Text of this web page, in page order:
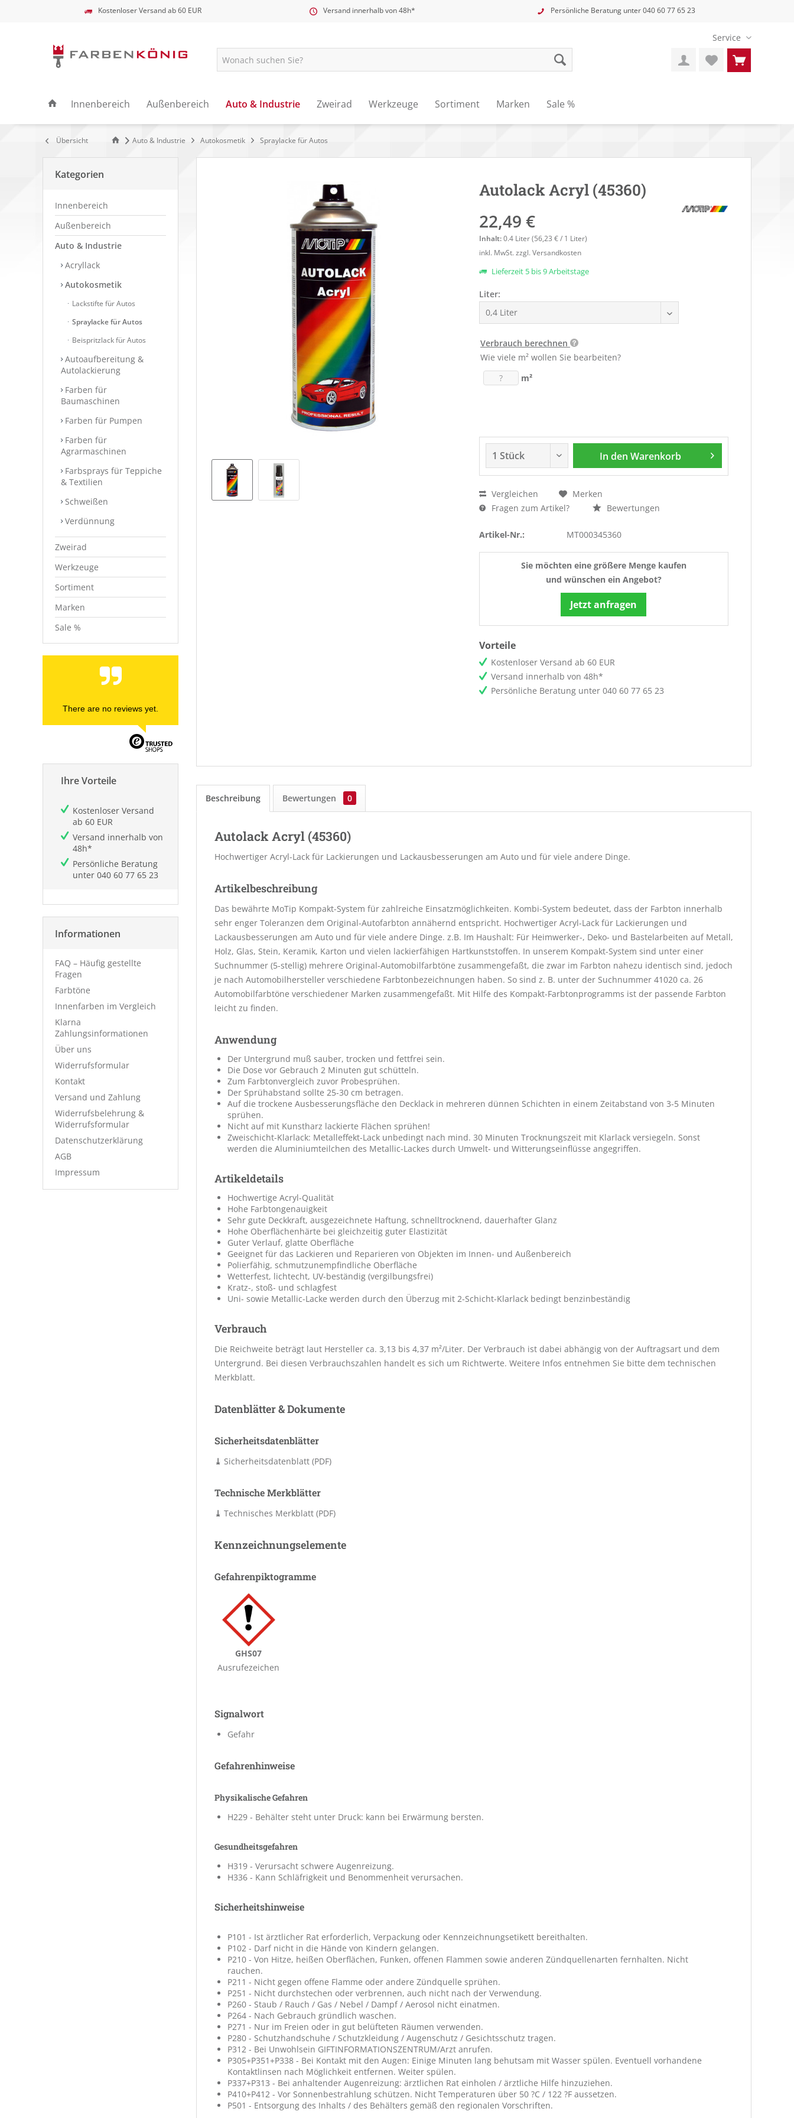
Kostenloser Versand ab 60 EUR Versand innerhalb von 48h* Persönliche Beratung unter040 60 77 65 23
Service
Innenbereich Außenbereich Auto & Industrie Zweirad Werkzeuge Sortiment Marken Sale %
Übersicht Auto & Industrie Autokosmetik Spraylacke für Autos
Kategorien
Innenbereich
Außenbereich
Auto & Industrie
Acryllack
Autokosmetik
Lackstifte für Autos
Spraylacke für Autos
Beispritzlack für Autos
Autoaufbereitung &
Autolackierung
Farben für
Baumaschinen
Farben für Pumpen
Farben für
Agrarmaschinen
Farbsprays für Teppiche
& Textilien
Schweißen
Verdünnung
Zweirad
Werkzeuge
Sortiment
Marken
Sale %
There are no reviews yet.
Ihre Vorteile
Kostenloser Versand
ab 60 EUR
Versand innerhalb von
48h*
Persönliche Beratung
unter 040 60 77 65 23
Informationen
FAQ – Häufig gestellte
Fragen
Farbtöne
Innenfarben im Vergleich
Klarna
Zahlungsinformationen
Über uns
Widerrufsformular
Kontakt
Versand und Zahlung
Widerrufsbelehrung &
Widerrufsformular
Datenschutzerklärung
AGB
Impressum
Autolack Acryl (45360)
22,49 €
Inhalt:0.4 Liter (56,23 € / 1 Liter)
inkl. MwSt. zzgl. Versandkosten
Lieferzeit 5 bis 9 Arbeitstage
Liter:
Verbrauch berechnen
Wie viele m² wollen Sie bearbeiten?
m²
In den Warenkorb
Vergleichen
Merken
Fragen zum Artikel?
Bewertungen
Artikel-Nr.: MT000345360
Sie möchten eine größere Menge kaufen
und wünschen ein Angebot?
Jetzt anfragen
Vorteile
Kostenloser Versand ab 60 EUR
Versand innerhalb von 48h*
Persönliche Beratung unter 040 60 77 65 23
Beschreibung Bewertungen 0
Autolack Acryl (45360)
Hochwertiger Acryl-Lack für Lackierungen und Lackausbesserungen am Auto und für viele andere Dinge.
Artikelbeschreibung
Das bewährte MoTip Kompakt-System für zahlreiche Einsatzmöglichkeiten. Kombi-System bedeutet, dass der Farbton innerhalb
sehr enger Toleranzen dem Original-Autofarbton annähernd entspricht. Hochwertiger Acryl-Lack für Lackierungen und
Lackausbesserungen am Auto und für viele andere Dinge. z.B. Im Haushalt: Für Heimwerker-, Deko- und Bastelarbeiten auf Metall,
Holz, Glas, Stein, Keramik, Karton und vielen lackierfähigen Hartkunststoffen. In unserem Kompakt-System sind unter einer
Suchnummer (5-stellig) mehrere Original-Automobilfarbtöne zusammengefaßt, die zwar im Farbton nahezu identisch sind, jedoch
je nach Automobilhersteller verschiedene Farbtonbezeichnungen haben. So sind z. B. unter der Suchnummer 41020 ca. 26
Automobilfarbtöne verschiedener Marken zusammengefaßt. Mit Hilfe des Kompakt-Farbtonprogramms ist der passende Farbton
leicht zu finden.
Anwendung
Der Untergrund muß sauber, trocken und fettfrei sein.
Die Dose vor Gebrauch 2 Minuten gut schütteln.
Zum Farbtonvergleich zuvor Probesprühen.
Der Sprühabstand sollte 25-30 cm betragen.
Auf die trockene Ausbesserungsfläche den Decklack in mehreren dünnen Schichten in einem Zeitabstand von 3-5 Minuten
sprühen.
Nicht auf mit Kunstharz lackierte Flächen sprühen!
Zweischicht-Klarlack: Metalleffekt-Lack unbedingt nach mind. 30 Minuten Trocknungszeit mit Klarlack versiegeln. Sonst
werden die Aluminiumteilchen des Metallic-Lackes durch Umwelt- und Witterungseinflüsse angegriffen.
Artikeldetails
Hochwertige Acryl-Qualität
Hohe Farbtongenauigkeit
Sehr gute Deckkraft, ausgezeichnete Haftung, schnelltrocknend, dauerhafter Glanz
Hohe Oberflächenhärte bei gleichzeitig guter Elastizität
Guter Verlauf, glatte Oberfläche
Geeignet für das Lackieren und Reparieren von Objekten im Innen- und Außenbereich
Polierfähig, schmutzunempfindliche Oberfläche
Wetterfest, lichtecht, UV-beständig (vergilbungsfrei)
Kratz-, stoß- und schlagfest
Uni- sowie Metallic-Lacke werden durch den Überzug mit 2-Schicht-Klarlack bedingt benzinbeständig
Verbrauch
Die Reichweite beträgt laut Hersteller ca. 3,13 bis 4,37 m²/Liter. Der Verbrauch ist dabei abhängig von der Auftragsart und dem
Untergrund. Bei diesen Verbrauchszahlen handelt es sich um Richtwerte. Weitere Infos entnehmen Sie bitte dem technischen
Merkblatt.
Datenblätter & Dokumente
Sicherheitsdatenblätter
⤓ Sicherheitsdatenblatt (PDF)
Technische Merkblätter
⤓ Technisches Merkblatt (PDF)
Kennzeichnungselemente
Gefahrenpiktogramme
GHS07
Ausrufezeichen
Signalwort
Gefahr
Gefahrenhinweise
Physikalische Gefahren
H229 - Behälter steht unter Druck: kann bei Erwärmung bersten.
Gesundheitsgefahren
H319 - Verursacht schwere Augenreizung.
H336 - Kann Schläfrigkeit und Benommenheit verursachen.
Sicherheitshinweise
P101 - Ist ärztlicher Rat erforderlich, Verpackung oder Kennzeichnungsetikett bereithalten.
P102 - Darf nicht in die Hände von Kindern gelangen.
P210 - Von Hitze, heißen Oberflächen, Funken, offenen Flammen sowie anderen Zündquellenarten fernhalten. Nicht
rauchen.
P211 - Nicht gegen offene Flamme oder andere Zündquelle sprühen.
P251 - Nicht durchstechen oder verbrennen, auch nicht nach der Verwendung.
P260 - Staub / Rauch / Gas / Nebel / Dampf / Aerosol nicht einatmen.
P264 - Nach Gebrauch gründlich waschen.
P271 - Nur im Freien oder in gut belüfteten Räumen verwenden.
P280 - Schutzhandschuhe / Schutzkleidung / Augenschutz / Gesichtsschutz tragen.
P312 - Bei Unwohlsein GIFTINFORMATIONSZENTRUM/Arzt anrufen.
P305+P351+P338 - Bei Kontakt mit den Augen: Einige Minuten lang behutsam mit Wasser spülen. Eventuell vorhandene
Kontaktlinsen nach Möglichkeit entfernen. Weiter spülen.
P337+P313 - Bei anhaltender Augenreizung: ärztlichen Rat einholen / ärztliche Hilfe hinzuziehen.
P410+P412 - Vor Sonnenbestrahlung schützen. Nicht Temperaturen über 50 ?C / 122 ?F aussetzen.
P501 - Entsorgung des Inhalts / des Behälters gemäß den regionalen Vorschriften.